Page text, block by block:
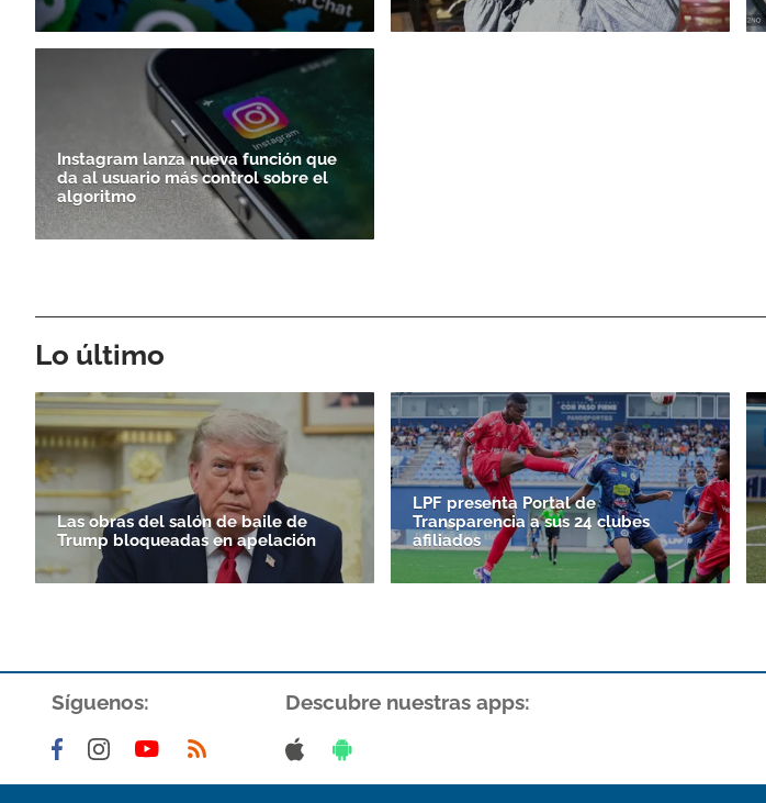
Instagram lanza nueva función que
da al usuario más control sobre el
algoritmo
Lo último
Las obras del salón de baile de
Trump bloqueadas en apelación
LPF presenta Portal de
Transparencia a sus 24 clubes
afiliados
Síguenos: Descubre nuestras apps: